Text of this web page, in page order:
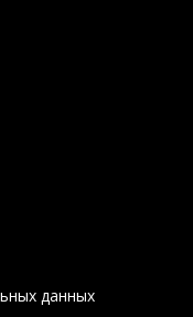
данных